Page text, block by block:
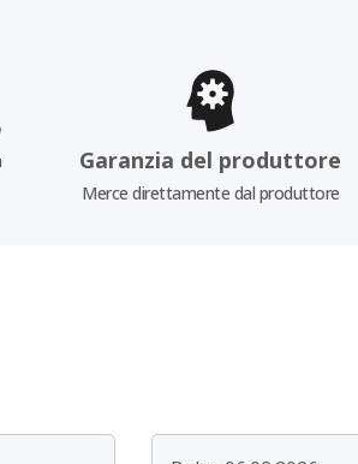
Garanzia del produttore
Merce direttamente dal produttore